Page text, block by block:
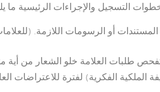
التسجيل والإجراءات الرئيسية ما
أو الرسومات اللازمة.
طلبات العلامة خلو الشعار من أية
الملكية الفكرية) لفترة